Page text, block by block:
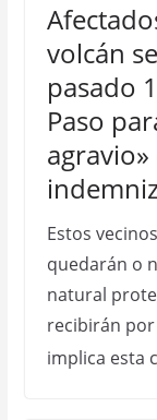
volcán
pasado
Paso
Estos
quedarán o
natural
recibirán
implica esta